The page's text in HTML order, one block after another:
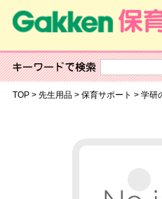
TOP> 先生用品> 保育サポート > 学研